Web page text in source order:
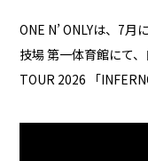
ONE N’ ONLYは、7
技場 第一体育館にて
TOUR 2026 「